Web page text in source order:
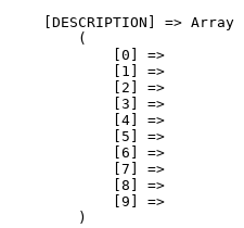
    [DESCRIPTION] => Array
        (
            [0] =>
            [1] =>
            [2] =>
            [3] =>
            [4] =>
            [5] =>
            [6] =>
            [7] =>
            [8] =>
            [9] =>
        )